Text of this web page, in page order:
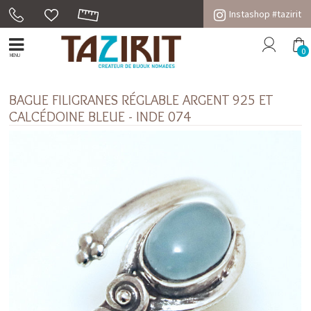
Instashop #tazirit
MENU 0
BAGUE FILIGRANES RÉGLABLE ARGENT 925 ET
CALCÉDOINE BLEUE - INDE 074